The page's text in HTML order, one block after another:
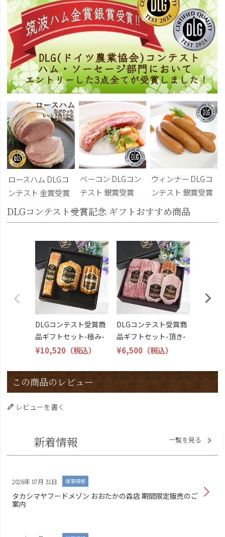
ロースハム DLGコ
ンテスト 金賞受賞
ベーコン DLGコン
テスト 銀賞受賞
ウィンナー DLGコ
ンテスト 銀賞受賞
DLGコンテスト受賞記念 ギフトおすすめ商品
DLGコンテスト受賞商
品ギフトセット-極み-
¥10,520 （税込）
DLGコンテスト受賞商
品ギフトセット-頂き-
¥6,500 （税込）
この商品のレビュー
レビューを書く
新着情報 一覧を見る
2026年 07月 31日 催事情報
タカシマヤフードメゾン おおたかの森店 期間限定販売のご
案内